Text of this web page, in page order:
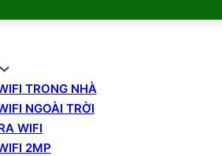
TRONG NHÀ
NGOÀI TRỜI
WIFI
2MP